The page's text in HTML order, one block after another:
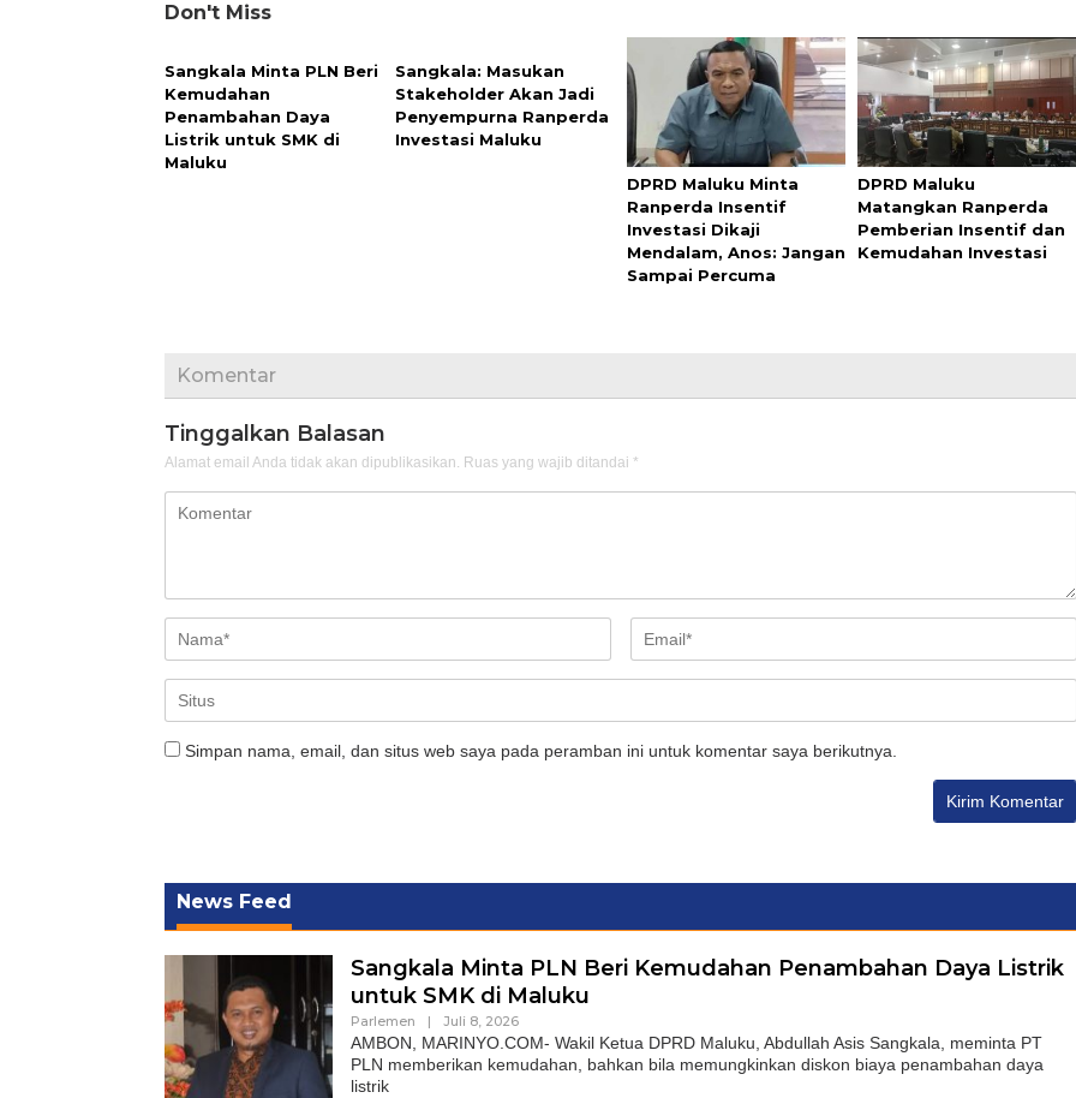
Don't Miss
Sangkala Minta PLN Beri
Kemudahan
Penambahan Daya
Listrik untuk SMK di
Maluku
Sangkala: Masukan
Stakeholder Akan Jadi
Penyempurna Ranperda
Investasi Maluku
DPRD Maluku Minta
Ranperda Insentif
Investasi Dikaji
Mendalam, Anos: Jangan
Sampai Percuma
DPRD Maluku
Matangkan Ranperda
Pemberian Insentif dan
Kemudahan Investasi
Komentar
Tinggalkan Balasan
Alamat email Anda tidak akan dipublikasikan. Ruas yang wajib ditandai *
Simpan nama, email, dan situs web saya pada peramban ini untuk komentar saya berikutnya.
News Feed
Sangkala Minta PLN Beri Kemudahan Penambahan Daya Listrik
untuk SMK di Maluku
Parlemen | Juli 8, 2026
AMBON, MARINYO.COM- Wakil Ketua DPRD Maluku, Abdullah Asis Sangkala, meminta PT
PLN memberikan kemudahan, bahkan bila memungkinkan diskon biaya penambahan daya
listrik